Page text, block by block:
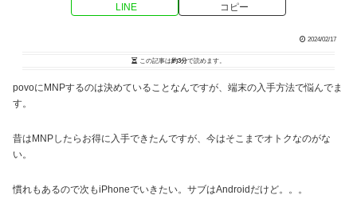
LINE コピー
2024/02/17
この記事は約3分で読めます。
povoにMNPするのは決めていることなんですが、端末の入手方法で悩んでま
す。
昔はMNPしたらお得に入手できたんですが、今はそこまでオトクなのがな
い。
慣れもあるので次もiPhoneでいきたい。サブはAndroidだけど。。。